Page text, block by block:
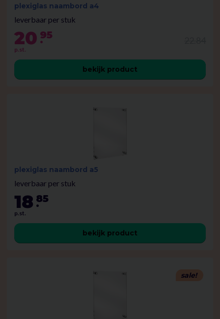
plexiglas naambord a4
leverbaar per stuk
20 .
95
p.st.
bekijk product
plexiglas naambord a5
leverbaar per stuk
18 .
85
p.st.
bekijk product
sale!